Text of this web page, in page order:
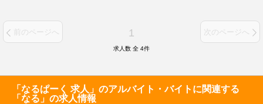
前のページへ 1 次のページへ
求人数 全 4件
「なるぱーく 求人」のアルバイト・バイトに関連する
「なる」の求人情報